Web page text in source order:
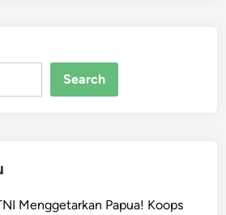
Search
Menggetarkan Papua! Koops